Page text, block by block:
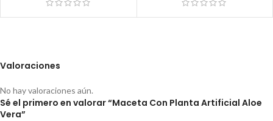
Valoraciones
No hay valoraciones aún.
Sé el primero en valorar “Maceta Con Planta Artificial Aloe
Vera”